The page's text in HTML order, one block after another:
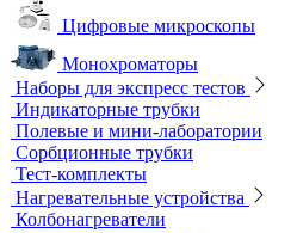
Цифровые микроскопы
Монохроматоры
Наборы для экспресс тестов
Индикаторные трубки
Полевые и мини-лаборатории